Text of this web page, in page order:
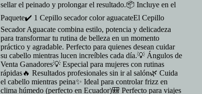
sellar el peinado y prolongar el resultado.📦 Incluye en el
Paquete✔️ 1 Cepillo secador color aguacateEl Cepillo
Secador Aguacate combina estilo, potencia y delicadeza
para transformar tu rutina de belleza en un momento
práctico y agradable. Perfecto para quienes desean cuidar
su cabello mientras lucen increíbles cada día.💡 Ángulos de
Venta Ganadores💡 Especial para mujeres con rutinas
rápidas🔥 Resultados profesionales sin ir al salón🌿 Cuida
el cabello mientras peina✨ Ideal para controlar frizz en
clima húmedo (perfecto en Ecuador)🎒 Perfecto para viajes